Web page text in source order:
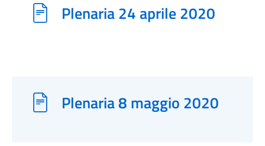
Plenaria 24 aprile 2020
Plenaria 8 maggio 2020